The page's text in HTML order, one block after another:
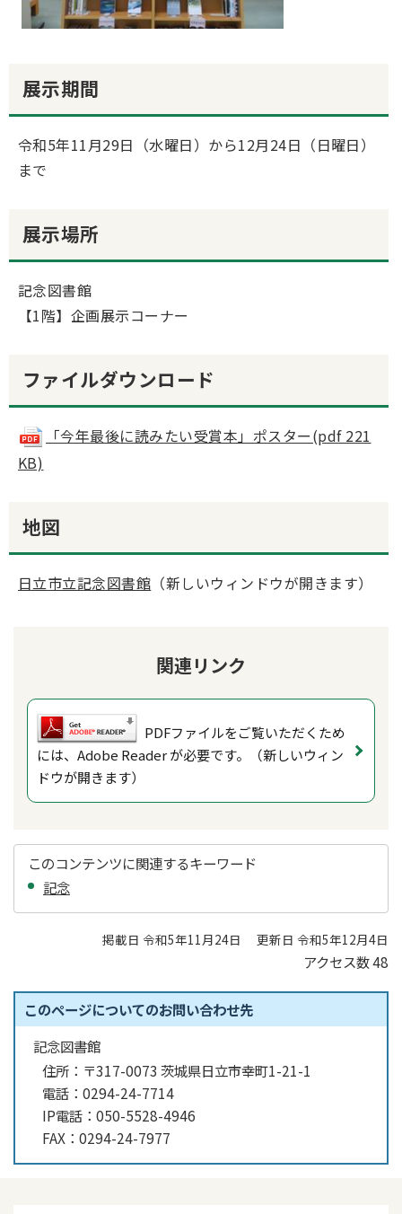
展示期間
令和5年11月29日（水曜日）から12月24日（日曜日）
まで
展示場所
記念図書館
【1階】企画展示コーナー
ファイルダウンロード
「今年最後に読みたい受賞本」ポスター(pdf 221
KB)
地図
日立市立記念図書館 （新しいウィンドウが開きます）
関連リンク
PDFファイルをご覧いただくため
には、Adobe Reader が必要です。（新しいウィン
ドウが開きます）
このコンテンツに関連するキーワード
記念
掲載日 令和5年11月24日 更新日 令和5年12月4日
アクセス数48
このページについてのお問い合わせ先
記念図書館
住所： 〒317-0073 茨城県日立市幸町1-21-1
電話： 0294-24-7714
IP電話： 050-5528-4946
FAX： 0294-24-7977